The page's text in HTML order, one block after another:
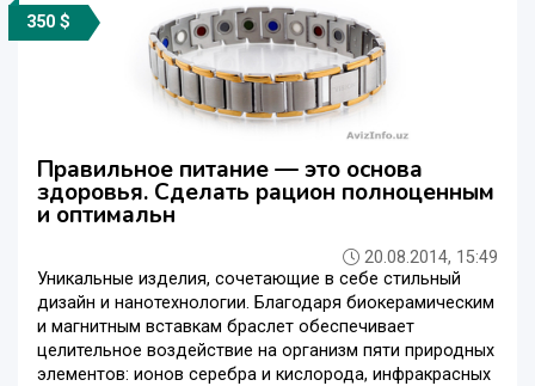
350 $
Правильное питание — это основа
здоровья. Сделать рацион полноценным
и оптимальн
20.08.2014, 15:49
Уникальные изделия, сочетающие в себе стильный
дизайн и нанотехнологии. Благодаря биокерамическим
и магнитным вставкам браслет обеспечивает
целительное воздействие на организм пяти природных
элементов: ионов серебра и кислорода, инфракрасных